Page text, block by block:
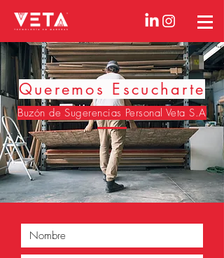
Queremos Escucharte
Buzón de Sugerencias Personal Veta S.A